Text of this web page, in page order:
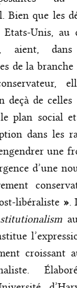
Bien que les
Etats-Unis, au
aient, dans
de la
deçà de
plan social
dans les
une
d’une
libéraliste ».
croissant